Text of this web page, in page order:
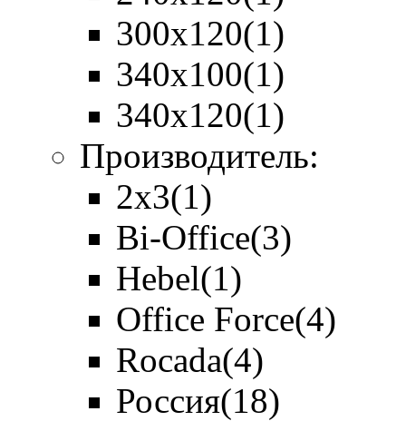
300х120(1)
340х100(1)
340х120(1)
Производитель:
2x3(1)
Bi-Office(3)
Hebel(1)
Office Force(4)
Rocada(4)
Россия(18)